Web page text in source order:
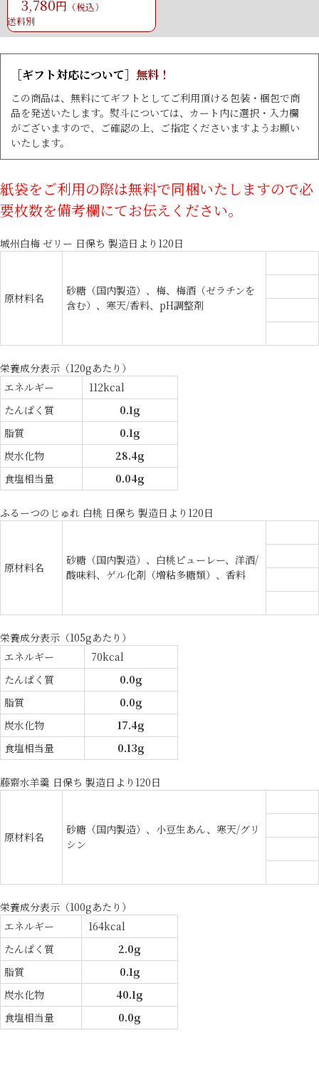
3,780円 （税込）
送料別
［ギフト対応について］ 無料！
この商品は、無料にてギフトとしてご利用頂ける包装・梱包で商
品を発送いたします。熨斗については、カート内に選択・入力欄
がございますので、ご確認の上、ご指定くださいますようお願い
いたします。
紙袋をご利用の際は無料で同梱いたしますので必
要枚数を備考欄にてお伝えください。
城州白梅 ゼリー 日保ち 製造日より120日
原材料名
砂糖（国内製造）、梅、梅酒（ゼラチンを
含む）、寒天/香料、pH調整剤
栄養成分表示（120gあたり）
エネルギー
112kcal
たんぱく質
0.1g
脂質
0.1g
炭水化物
28.4g
食塩相当量
0.04g
ふるーつのじゅれ 白桃 日保ち 製造日より120日
原材料名
砂糖（国内製造）、白桃ピューレー、洋酒/
酸味料、ゲル化剤（増粘多糖類）、香料
栄養成分表示（105gあたり）
エネルギー
70kcal
たんぱく質
0.0g
脂質
0.0g
炭水化物
17.4g
食塩相当量
0.13g
藤齋水羊羹 日保ち 製造日より120日
原材料名
砂糖（国内製造）、小豆生あん、寒天/グリ
シン
栄養成分表示（100gあたり）
エネルギー
164kcal
たんぱく質
2.0g
脂質
0.1g
炭水化物
40.1g
食塩相当量
0.0g